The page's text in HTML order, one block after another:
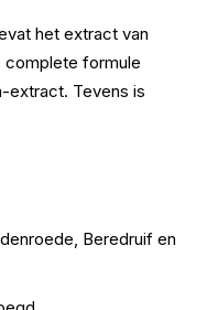
het extract van
complete formule
extract. Tevens is
Beredruif en